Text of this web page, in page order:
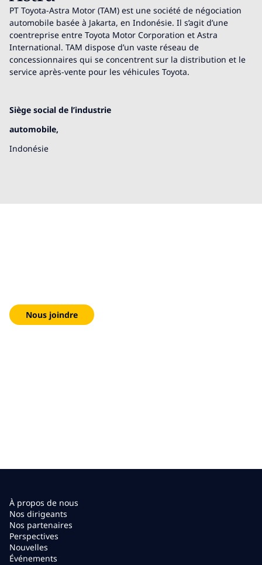
PT Toyota-Astra Motor (TAM) est une société de négociation
automobile basée à Jakarta, en Indonésie. Il s’agit d’une
coentreprise entre Toyota Motor Corporation et Astra
International. TAM dispose d’un vaste réseau de
concessionnaires qui se concentrent sur la distribution et le
service après-vente pour les véhicules Toyota.
Siège social de l’industrie
automobile,
Indonésie
Nous joindre
À propos de nous
Nos dirigeants
Nos partenaires
Perspectives
Nouvelles
Événements